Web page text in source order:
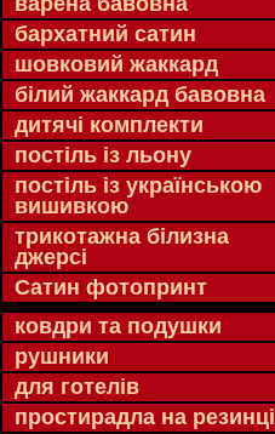
бархатний сатин
шовковий жаккард
білий жаккард бавовна
дитячі комплекти
постіль із льону
постіль із українською
вишивкою
трикотажна білизна
джерсі
Сатин фотопринт
ковдри та подушки
рушники
для готелів
простирадла на резинці